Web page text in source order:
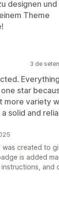
designen
Theme
3 de
star
more variety
solid and
was created to
is added
and